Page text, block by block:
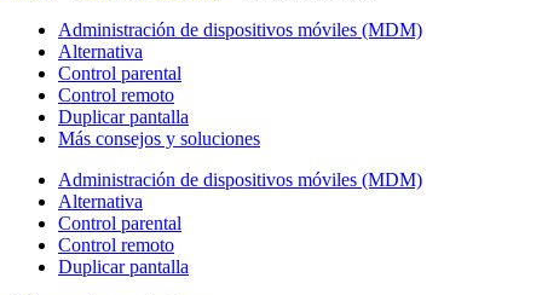
Administración de dispositivos móviles (MDM)
Alternativa
Control parental
Control remoto
Duplicar pantalla
Más consejos y soluciones
Administración de dispositivos móviles (MDM)
Alternativa
Control parental
Control remoto
Duplicar pantalla